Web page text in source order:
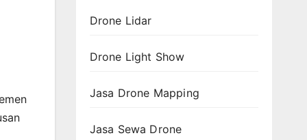
Drone Lidar
Drone Light Show
Jasa Drone Mapping
Jasa Sewa Drone